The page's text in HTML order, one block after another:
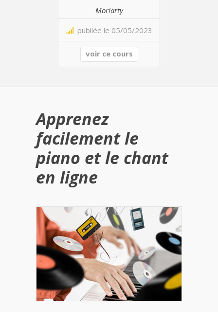
Moriarty
publiée le 05/05/2023
voir ce cours
Apprenez
facilement le
piano et le chant
en ligne